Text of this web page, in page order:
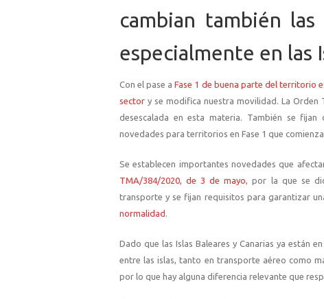
cambian también
especialmente en las
Con el pase aFase 1 de buena parte del territorio
sectory se modifica nuestra movilidad. La Orden
desescalada en esta materia. También se
novedades para territorios en Fase 1 que
Se establecen importantes novedades que
TMA/384/2020, de 3 de mayo, por la que se
transporte y se fijan requisitos para garantizar
normalidad .
Dado que las Islas Baleares y Canarias ya están
entre las islas, tanto en transporte aéreo como
por lo que hay alguna diferencia relevante que